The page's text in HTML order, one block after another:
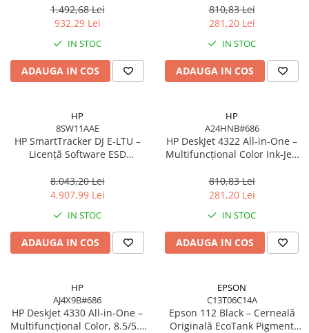
5760 dpi, USB
1.492,68 Lei
932,29 Lei
IN STOC
ADAUGA IN COS
Wi‑Fi, USB, Bluetooth
810,83 Lei
281,20 Lei
IN STOC
ADAUGA IN COS
HP
8SW11AAE
HP SmartTracker DJ E‑LTU –
Licență Software ESD
T/Z Series
8.043,20 Lei
4.907,99 Lei
IN STOC
ADAUGA IN COS
HP
A24HNB#686
HP DeskJet 4322 All‑in‑One –
Multifuncțional Color Ink‑Jet,
Wi‑Fi, USB
810,83 Lei
281,20 Lei
IN STOC
ADAUGA IN COS
HP
AJ4X9B#686
HP DeskJet 4330 All‑in‑One –
Multifuncțional Color, 8.5/5.5
EPSON
C13T06C14A
Epson 112 Black – Cerneală
Originală EcoTank Pigment